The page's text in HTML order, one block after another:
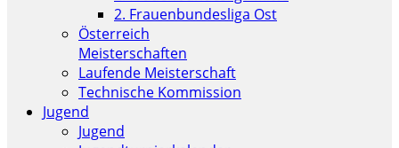
2. Frauenbundesliga Ost
Österreich
Meisterschaften
Laufende Meisterschaft
Technische Kommission
Jugend
Jugend